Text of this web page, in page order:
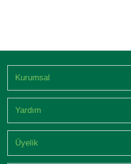
Kurumsal
Yardım
Üyelik